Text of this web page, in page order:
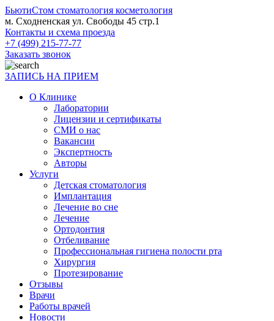
БьютиСтом стоматология косметология
м. Сходненская ул. Свободы 45 стр.1
Контакты и схема проезда
+7 (499) 215-77-77
Заказать звонок
ЗАПИСЬ НА ПРИЕМ
О Клинике
Лаборатории
Лицензии и сертификаты
СМИ о нас
Вакансии
Экспертность
Авторы
Услуги
Детская стоматология
Имплантация
Лечение во сне
Лечение
Ортодонтия
Отбеливание
Профессиональная гигиена полости рта
Хирургия
Протезирование
Отзывы
Врачи
Работы врачей
Новости